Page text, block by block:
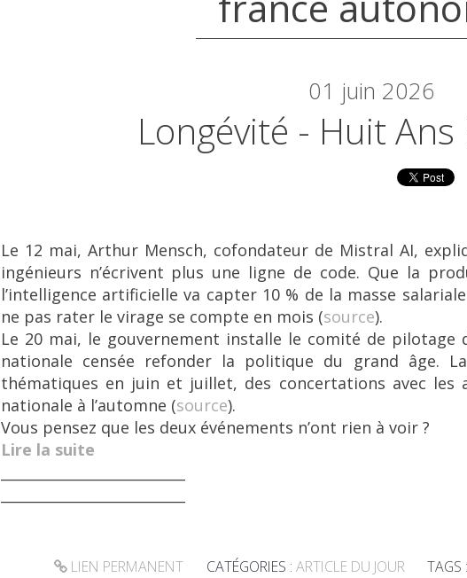
01 juin 2026
Longévité - Huit Ans
Le 12 mai, Arthur Mensch, cofondateur de Mistral AI,
ingénieurs n’écrivent plus une ligne de code. Que la
l’intelligence artificielle va capter 10 % de la masse
ne pas rater le virage se compte en mois (source).
Le 20 mai, le gouvernement installe le comité de pilotage
nationale censée refonder la politique du grand âge.
thématiques en juin et juillet, des concertations avec les
nationale à l’automne (source).
Vous pensez que les deux événements n’ont rien à voir ?
Lire la suite
LIEN PERMANENT CATÉGORIES : ARTICLE DU JOUR TAGS :